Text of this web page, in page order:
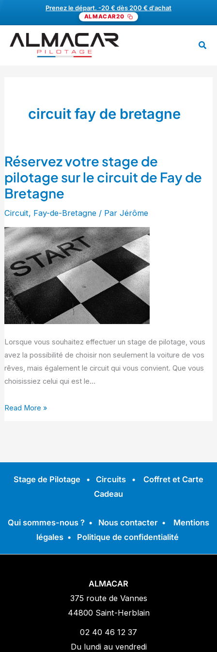
Prenez le départ. -20 € dès 200 € d'achat
ALMACAR20
contenu
circuit fay de bretagne
Réservez votre stage de
pilotage sur le circuit de Fay de
Bretagne
Circuit, Fay-de-Bretagne/ Par Jérôme
Lorsque vous souhaitez effectuer un stage de pilotage, vous
avez la possibilité de choisir non seulement la voiture de vos
rêves, mais également le circuit qui vous convient. Que vous
choisissiez celui qui est le…
Réservez
votre
stage
de
pilotage
le
circuit
de
Fay
de
Bretagne
Read More »
Stage de Pilotage • Circuits • Coffret et Carte
Cadeau
Qui sommes-nous ? • Nous contacter • Mentions
légales • Politique de confidentialité
ALMACAR
375 route de Vannes
44800 Saint-Herblain
02 40 46 12 37
Du lundi au vendredi